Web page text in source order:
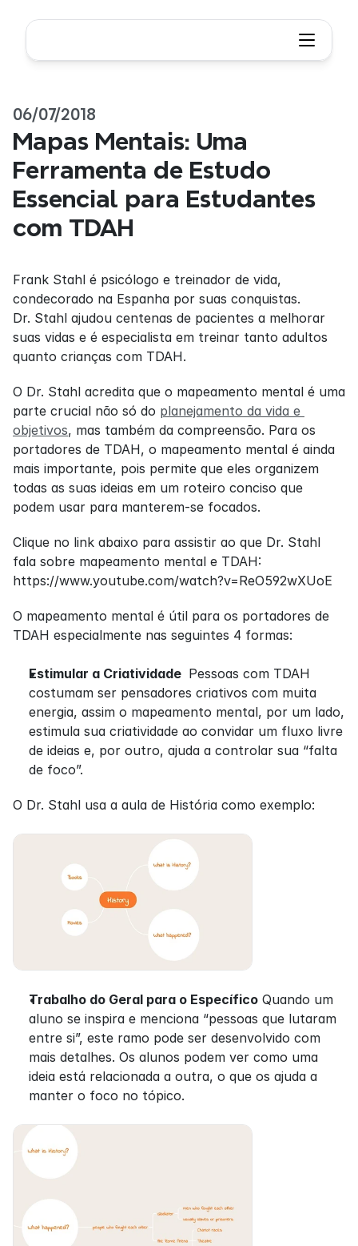
06/07/2018
Mapas Mentais: Uma
Ferramenta de Estudo
Essencial para Estudantes
com TDAH
Frank Stahl é psicólogo e treinador de vida,
condecorado na Espanha por suas conquistas.
Dr. Stahl ajudou centenas de pacientes a melhorar
suas vidas e é especialista em treinar tanto adultos
quanto crianças com TDAH.
O Dr. Stahl acredita que o mapeamento mental é uma
parte crucial não só do planejamento da vida e
objetivos, mas também da compreensão. Para os
portadores de TDAH, o mapeamento mental é ainda
mais importante, pois permite que eles organizem
todas as suas ideias em um roteiro conciso que
podem usar para manterem-se focados.
Clique no link abaixo para assistir ao que Dr. Stahl
fala sobre mapeamento mental e TDAH:
https://www.youtube.com/watch?v=ReO592wXUoE
O mapeamento mental é útil para os portadores de
TDAH especialmente nas seguintes 4 formas:
Estimular a Criatividade Pessoas com TDAH
costumam ser pensadores criativos com muita
energia, assim o mapeamento mental, por um lado,
estimula sua criatividade ao convidar um fluxo livre
de ideias e, por outro, ajuda a controlar sua “falta
de foco”.
O Dr. Stahl usa a aula de História como exemplo:
Trabalho do Geral para o Específico Quando um
aluno se inspira e menciona “pessoas que lutaram
entre si”, este ramo pode ser desenvolvido com
mais detalhes. Os alunos podem ver como uma
ideia está relacionada a outra, o que os ajuda a
manter o foco no tópico.